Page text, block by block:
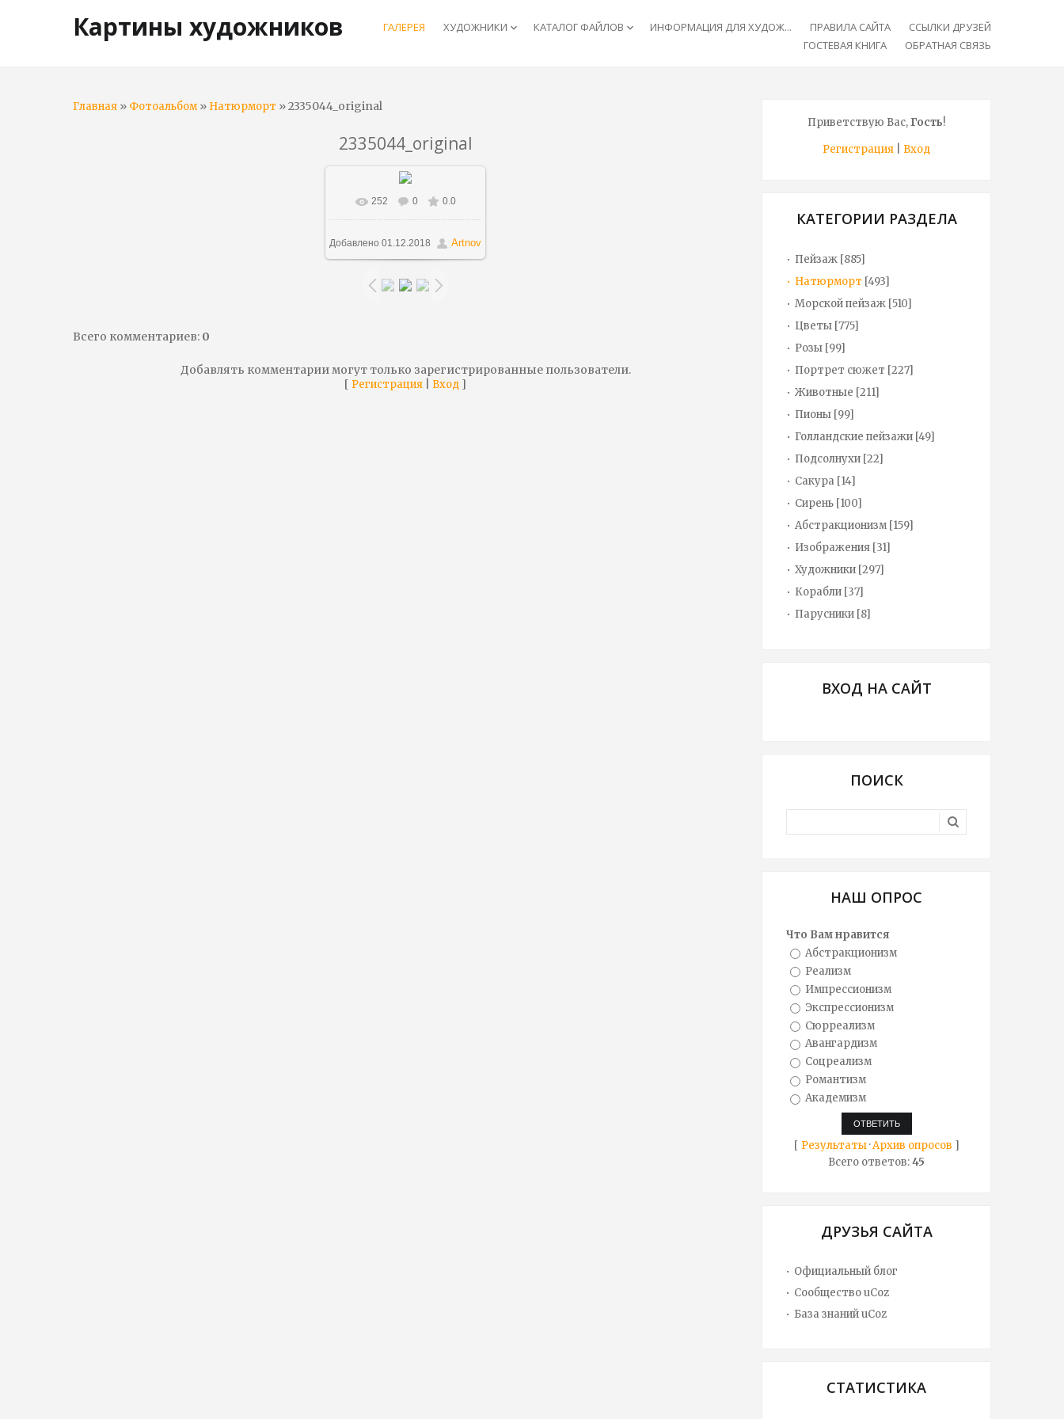
Картины художников ГАЛЕРЕЯ ХУДОЖНИКИ keyboard_arrow_down КАТАЛОГ ФАЙЛОВ keyboard_arrow_down ИНФОРМАЦИЯ ДЛЯ ХУДОЖ... ПРАВИЛА САЙТА
ССЫЛКИ ДРУЗЕЙ
ГОСТЕВАЯ КНИГА
ОБРАТНАЯ СВЯЗЬ
Главная » Фотоальбом» Натюрморт » 2335044_original
2335044_original
В реальном размере
750x942/ 443.3Kb
252 0 0.0
Добавлено 01.12.2018 Artnov
Всего комментариев: 0
Добавлять комментарии могут только зарегистрированные пользователи.
[ Регистрация Вход ]
Приветствую Вас,Гость!
Регистрация
Вход
КАТЕГОРИИ РАЗДЕЛА
Пейзаж [885]
Натюрморт [493]
Морской пейзаж [510]
Цветы [775]
Розы [99]
Портрет сюжет [227]
Животные [211]
Пионы [99]
Голландские пейзажи [49]
Подсолнухи [22]
Сакура [14]
Сирень [100]
Абстракционизм [159]
Изображения [31]
Художники [297]
Корабли [37]
Парусники [8]
ВХОД НА САЙТ
ПОИСК
НАШ ОПРОС
Что Вам нравится
Абстракционизм
Реализм
Импрессионизм
Экспрессионизм
Сюрреализм
Авангардизм
Соцреализм
Романтизм
Академизм
[ Результаты·Архив опросов ]
Всего ответов:45
ДРУЗЬЯ САЙТА
Официальный блог
Сообщество uCoz
База знаний uCoz
СТАТИСТИКА